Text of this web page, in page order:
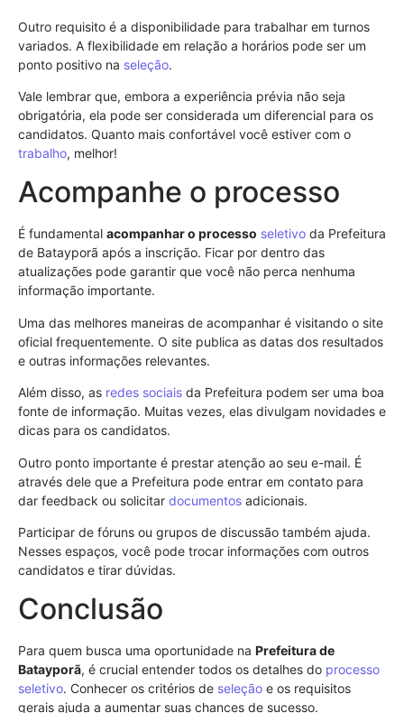
Outro requisito é a disponibilidade para trabalhar em turnos
variados. A flexibilidade em relação a horários pode ser um
ponto positivo na seleção.
Vale lembrar que, embora a experiência prévia não seja
obrigatória, ela pode ser considerada um diferencial para os
candidatos. Quanto mais confortável você estiver com o
trabalho, melhor!
Acompanhe o processo
É fundamental acompanhar o processo seletivo da Prefeitura
de Batayporã após a inscrição. Ficar por dentro das
atualizações pode garantir que você não perca nenhuma
informação importante.
Uma das melhores maneiras de acompanhar é visitando o site
oficial frequentemente. O site publica as datas dos resultados
e outras informações relevantes.
Além disso, as redes sociais da Prefeitura podem ser uma boa
fonte de informação. Muitas vezes, elas divulgam novidades e
dicas para os candidatos.
Outro ponto importante é prestar atenção ao seu e-mail. É
através dele que a Prefeitura pode entrar em contato para
dar feedback ou solicitar documentos adicionais.
Participar de fóruns ou grupos de discussão também ajuda.
Nesses espaços, você pode trocar informações com outros
candidatos e tirar dúvidas.
Conclusão
Para quem busca uma oportunidade na Prefeitura de
Batayporã, é crucial entender todos os detalhes do processo
seletivo. Conhecer os critérios de seleção e os requisitos
gerais ajuda a aumentar suas chances de sucesso.